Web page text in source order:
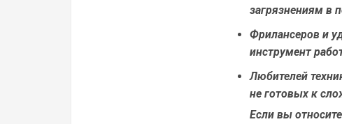
загрязнениям в
Фрилансеров и
инструмент
Любителей
не готовых к
Если вы